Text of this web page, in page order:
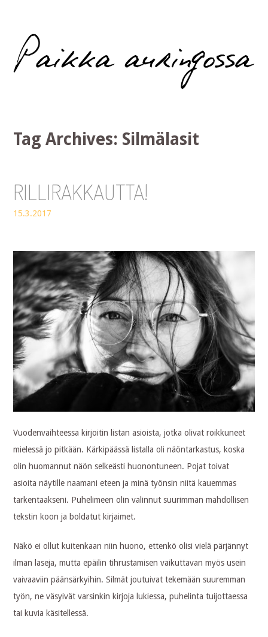
Paikka auringossa
Tag Archives: Silmälasit
RILLIRAKKAUTTA!
15.3.2017
Vuodenvaihteessa kirjoitin listan asioista, jotka olivat roikkuneet
mielessä jo pitkään. Kärkipäässä listalla oli näöntarkastus, koska
olin huomannut näön selkeästi huonontuneen. Pojat toivat
asioita näytille naamani eteen ja minä työnsin niitä kauemmas
tarkentaakseni. Puhelimeen olin valinnut suurimman mahdollisen
tekstin koon ja boldatut kirjaimet.
Näkö ei ollut kuitenkaan niin huono, ettenkö olisi vielä pärjännyt
ilman laseja, mutta epäilin tihrustamisen vaikuttavan myös usein
vaivaaviin päänsärkyihin. Silmät joutuivat tekemään suuremman
työn, ne väsyivät varsinkin kirjoja lukiessa, puhelinta tuijottaessa
tai kuvia käsitellessä.